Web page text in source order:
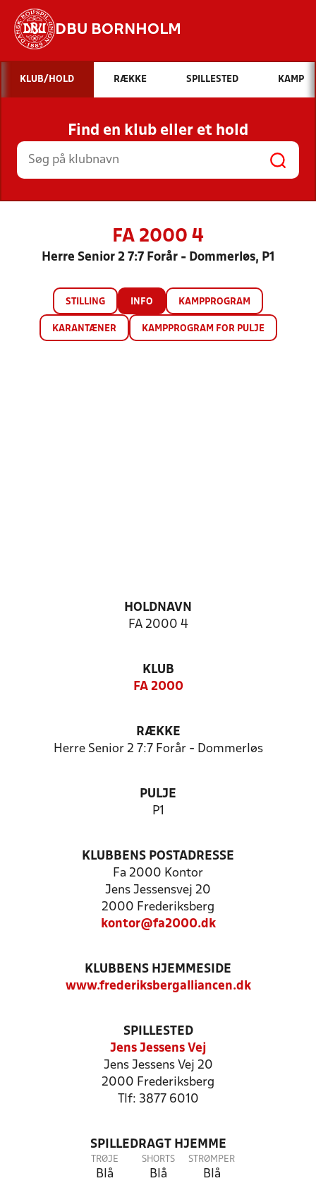
DBU BORNHOLM
Hvad vil du søge efter?
INDHOLD OG NYHEDER
STILLINGER, RESULTATER, KLUBBER OG
HOLD
KLUB/HOLD RÆKKE SPILLESTED KAMP
Find en klub eller et hold
FA 2000 4
Herre Senior 2 7:7 Forår - Dommerløs, P1
STILLING INFO KAMPPROGRAM
KARANTÆNER KAMPPROGRAM FOR PULJE
HOLDNAVN
FA 2000 4
KLUB
FA 2000
RÆKKE
Herre Senior 2 7:7 Forår - Dommerløs
PULJE
P1
KLUBBENS POSTADRESSE
Fa 2000 Kontor
Jens Jessensvej 20
2000 Frederiksberg
kontor@fa2000.dk
KLUBBENS HJEMMESIDE
www.frederiksbergalliancen.dk
SPILLESTED
Jens Jessens Vej
Jens Jessens Vej 20
2000 Frederiksberg
Tlf: 3877 6010
SPILLEDRAGT HJEMME
TRØJE
Blå
SHORTS
Blå
STRØMPER
Blå